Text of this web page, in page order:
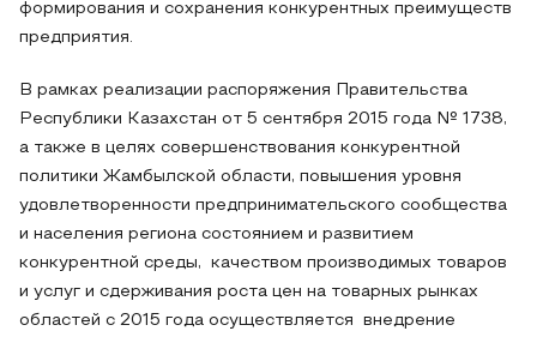
формирования и сохранения конкурентных преимуществ
предприятия.
В рамках реализации распоряжения Правительства
Республики Казахстан от 5 сентября 2015 года № 1738,
а также в целях совершенствования конкурентной
политики Жамбылской области, повышения уровня
удовлетворенности предпринимательского сообщества
и населения региона состоянием и развитием
конкурентной среды, качеством производимых товаров
и услуг и сдерживания роста цен на товарных рынках
областей с 2015 года осуществляется внедрение